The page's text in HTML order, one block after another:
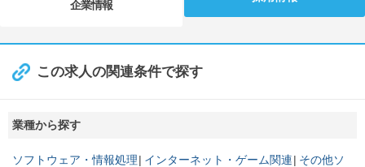
企業情報
この求人の関連条件で探す
業種から探す
ソフトウェア・情報処理 インターネット・ゲーム関連
その他ソ